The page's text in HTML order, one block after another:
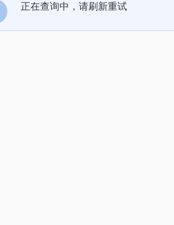
正在查询中，请刷新重试